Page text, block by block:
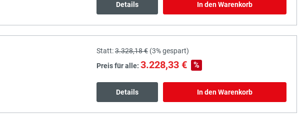
Details In den Warenkorb
Statt:3.328,18 € (3%gespart)
Preis für alle: 3.228,33 € %
Details In den Warenkorb